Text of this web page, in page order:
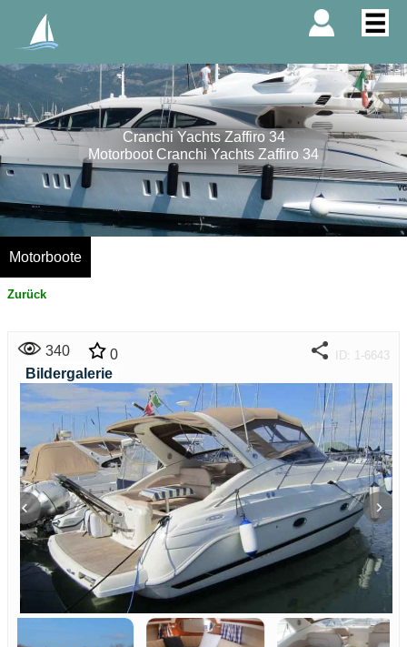
Cranchi Yachts Zaffiro 34
Motorboot Cranchi Yachts Zaffiro 34
Motorboote
Zurück
340 0 ID: 1-6643
Bildergalerie